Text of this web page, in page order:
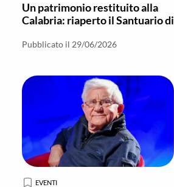
Un patrimonio restituito alla
Calabria: riaperto il Santuario di
Pubblicato il 29/06/2026
EVENTI